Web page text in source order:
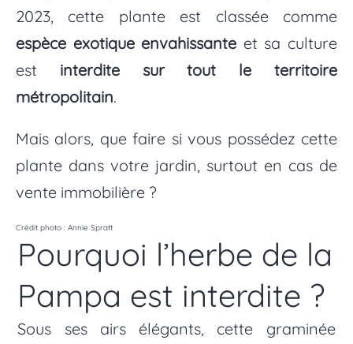
2023, cette plante est classée comme
espèce exotique envahissante et sa culture
est interdite sur tout le territoire
métropolitain.
Mais alors, que faire si vous possédez cette
plante dans votre jardin, surtout en cas de
vente immobilière ?
Crédit photo : Annie Spratt
Pourquoi l’herbe de la
Pampa est interdite ?
Sous ses airs élégants, cette graminée